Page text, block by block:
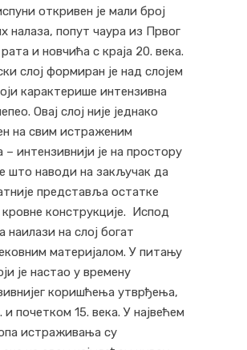
откривен је мали број
налаза, попут чаура из Првог
и новчића с краја 20. века.
слој формиран је над слојем
карактерише интензивна
Овај слој није једнако
на свим истраженим
интензивнији је на простору
што наводи на закључак да
представља остатке
кровне конструкције. Испод
наилази на слој богат
материјалом. У питању
је настао у времену
коришћења утврђења,
и почетком 15. века. У највећем
истраживања су